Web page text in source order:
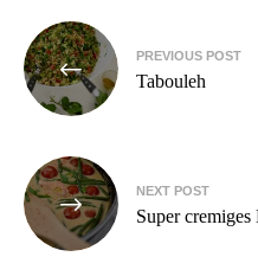
Beitragsnavigation
PREVIOUS POST
Tabouleh
NEXT POST
Super